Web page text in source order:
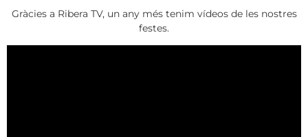
Gràcies a Ribera TV, un any més tenim vídeos de les nostres
festes.